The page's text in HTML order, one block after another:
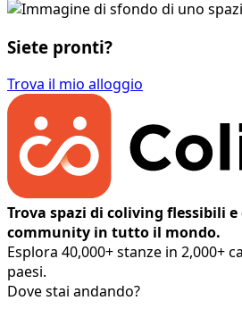
Siete pronti?
Trova il mio alloggio
Trova spazi di coliving flessibili
community in tutto il mondo.
Esplora 40,000+ stanze in 2,000+
paesi.
Dove stai andando?